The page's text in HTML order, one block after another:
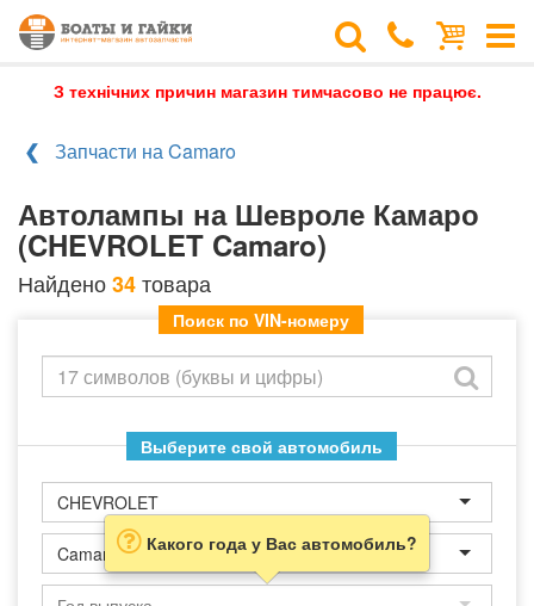
З технічних причин магазин тимчасово не працює.
Запчасти на Camaro
Автолампы на Шевроле Камаро
(CHEVROLET Camaro)
Найдено34товара
Поиск по VIN-номеру
Выберите свой автомобиль
CHEVROLET
Camaro Какого года у Вас автомобиль?